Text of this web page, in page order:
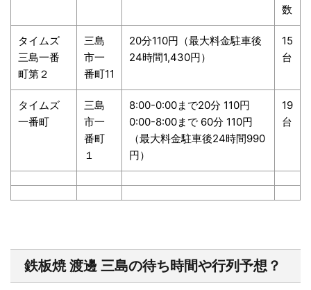
数
タイムズ
三島一番
町第２
三島
市一
番町11
20分110円（最大料金駐車後
24時間1,430円）
15
台
タイムズ
一番町
三島
市一
番町
１
8:00-0:00まで20分 110円
0:00-8:00まで 60分 110円
（最大料金駐車後24時間990
円）
19
台
鉄板焼 渡邊 三島の待ち時間や行列予想？